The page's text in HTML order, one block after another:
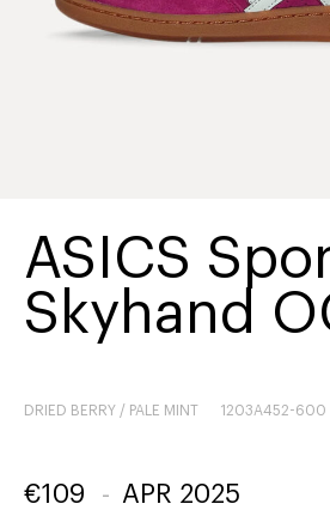
ASICS
Skyhand
DRIED BERRY / PALE MINT 1203A452-600
€109 - APR 2025